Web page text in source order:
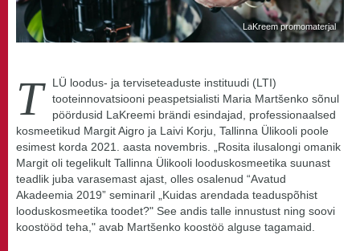
LaKreem promomaterjal
T
LÜ loodus- ja terviseteaduste instituudi (LTI)
tooteinnovatsiooni peaspetsialisti Maria Martšenko sõnul
pöördusid LaKreemi brändi esindajad, professionaalsed
kosmeetikud Margit Aigro ja Laivi Korju, Tallinna Ülikooli poole
esimest korda 2021. aasta novembris. „Rosita ilusalongi omanik
Margit oli tegelikult Tallinna Ülikooli looduskosmeetika suunast
teadlik juba varasemast ajast, olles osalenud “Avatud
Akadeemia 2019” seminaril „Kuidas arendada teaduspõhist
looduskosmeetika toodet?" See andis talle innustust ning soovi
koostööd teha," avab Martšenko koostöö alguse tagamaid.